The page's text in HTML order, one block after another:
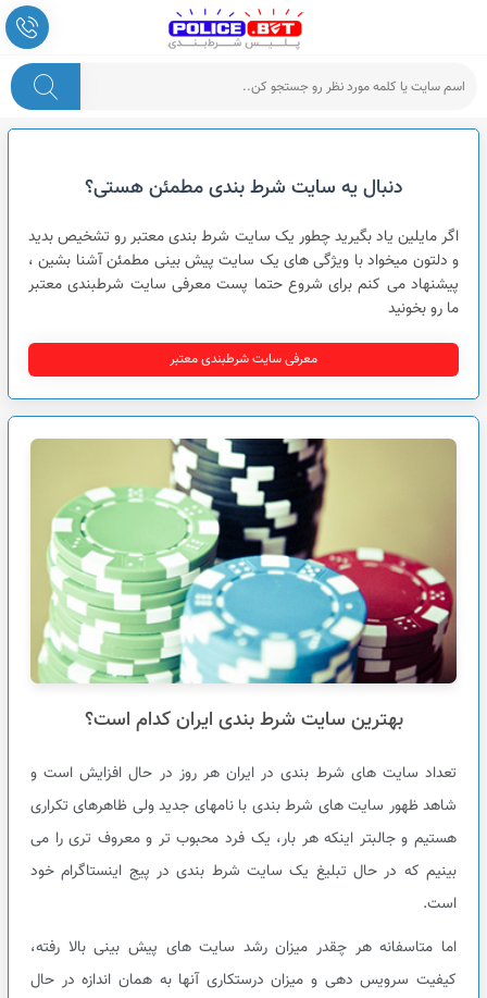
دنبال یه سایت شرط بندی مطمئن هستی؟
اگر مایلین یاد بگیرید چطور یک سایت شرط بندی معتبر رو تشخیص بدید
و دلتون میخواد با ویژگی های یک سایت پیش بینی مطمئن آشنا بشین ،
پیشنهاد می کنم برای شروع حتما پست معرفی سایت شرطبندی معتبر
ما رو بخونید
معرفی سایت شرطبندی معتبر
بهترین سایت شرط بندی ایران کدام است؟
تعداد سایت های شرط بندی در ایران هر روز در حال افزایش است و
شاهد ظهور سایت های شرط بندی با نامهای جدید ولی ظاهرهای تکراری
هستیم و جالبتر اینکه هر بار، یک فرد محبوب تر و معروف تری را می
بینیم که در حال تبلیغ یک سایت شرط بندی در پیج اینستاگرام خود
است.
اما متاسفانه هر چقدر میزان رشد سایت های پیش بینی بالا رفته،
کیفیت سرویس دهی و میزان درستکاری آنها به همان اندازه در حال